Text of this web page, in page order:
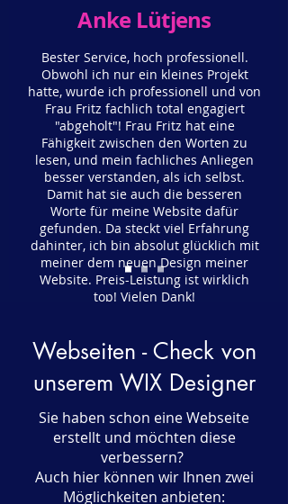
Anke Lütjens
Bester Service, hoch professionell.
Obwohl ich nur ein kleines Projekt
hatte, wurde ich professionell und von
Frau Fritz fachlich total engagiert
"abgeholt"! Frau Fritz hat eine
Fähigkeit zwischen den Worten zu
lesen, und mein fachliches Anliegen
besser verstanden, als ich selbst.
Damit hat sie auch die besseren
Worte für meine Website dafür
gefunden. Da steckt viel Erfahrung
dahinter, ich bin absolut glücklich mit
meiner dem neuen Design meiner
Website. Preis-Leistung ist wirklich
top! Vielen Dank!
Webseiten - Check von
unserem WIX Designer
Sie haben schon eine Webseite
erstellt und möchten diese
verbessern?
Auch hier können wir Ihnen zwei
Möglichkeiten anbieten: